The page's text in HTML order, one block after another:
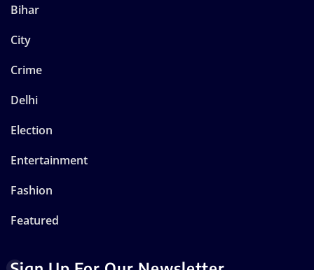
Bihar
City
Crime
Delhi
Election
Entertainment
Fashion
Featured